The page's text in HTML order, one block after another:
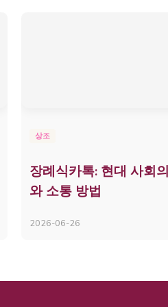
상조
장례식카톡: 현대 사회
와 소통 방법
2026-06-26